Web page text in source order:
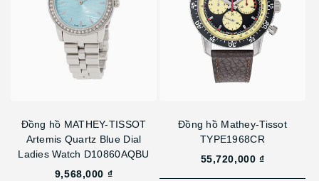
Đồng hồ MATHEY-TISSOT
Artemis Quartz Blue Dial
Ladies Watch D10860AQBU
9,568,000 ₫
Đồng hồ Mathey-Tissot
TYPE1968CR
55,720,000 ₫